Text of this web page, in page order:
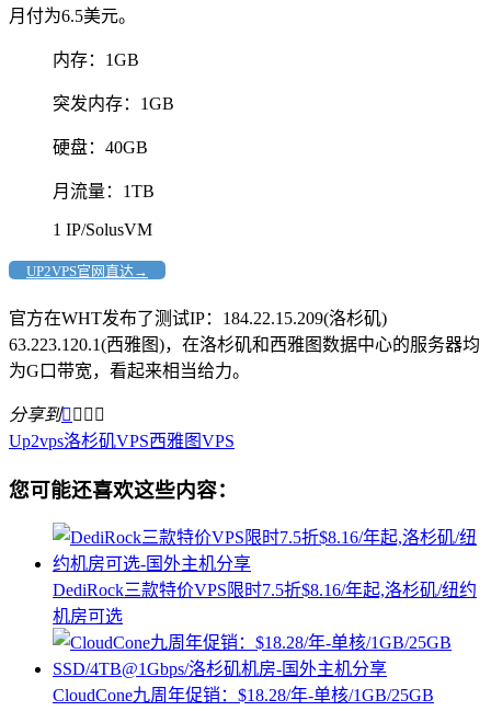
月付为6.5美元。
内存：1GB
突发内存：1GB
硬盘：40GB
月流量：1TB
1 IP/SolusVM
UP2VPS官网直达→
官方在WHT发布了测试IP：184.22.15.209(洛杉矶)
63.223.120.1(西雅图)，在洛杉矶和西雅图数据中心的服务器均
为G口带宽，看起来相当给力。
分享到   
Up2vps洛杉矶VPS西雅图VPS
您可能还喜欢这些内容：
DediRock三款特价VPS限时7.5折$8.16/年起,洛杉矶/纽约
机房可选
CloudCone九周年促销：$18.28/年-单核/1GB/25GB